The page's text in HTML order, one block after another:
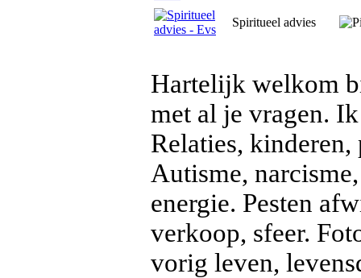
Spiritueel advies
Hartelijk welkom
met al je vragen.
Relaties,
Autisme,
energie. Pesten
verkoop, sfeer.
vorig leven,